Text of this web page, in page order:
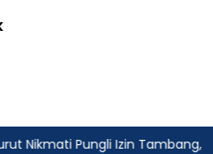
Pungli Izin Tambang,